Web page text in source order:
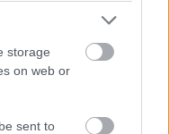
storage
on web or
sent to